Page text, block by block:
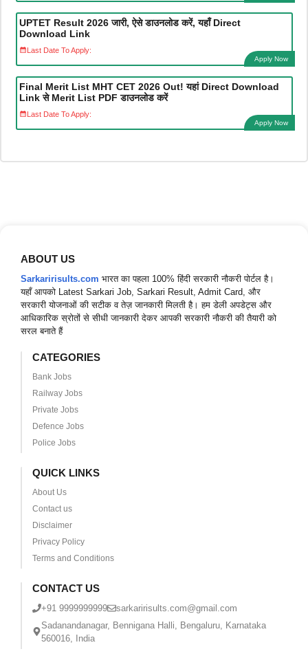
UPTET Result 2026 जारी, ऐसे डाउनलोड करें, यहाँ Direct
Download Link
Last Date To Apply:
Apply Now
Final Merit List MHT CET 2026 Out! यहां Direct Download
Link से Merit List PDF डाउनलोड करें
Last Date To Apply:
Apply Now
ABOUT US
Sarkaririsults.com भारत का पहला 100% हिंदी सरकारी नौकरी पोर्टल है।
यहाँ आपको Latest Sarkari Job, Sarkari Result, Admit Card, और
सरकारी योजनाओं की सटीक व तेज़ जानकारी मिलती है। हम डेली अपडेट्स और
आधिकारिक स्रोतों से सीधी जानकारी देकर आपकी सरकारी नौकरी की तैयारी को
सरल बनाते हैं
CATEGORIES
Bank Jobs
Railway Jobs
Private Jobs
Defence Jobs
Police Jobs
QUICK LINKS
About Us
Contact us
Disclaimer
Privacy Policy
Terms and Conditions
CONTACT US
+91 9999999999
sarkaririsults.com@gmail.com
Sadanandanagar, Bennigana Halli, Bengaluru, Karnataka
560016, India